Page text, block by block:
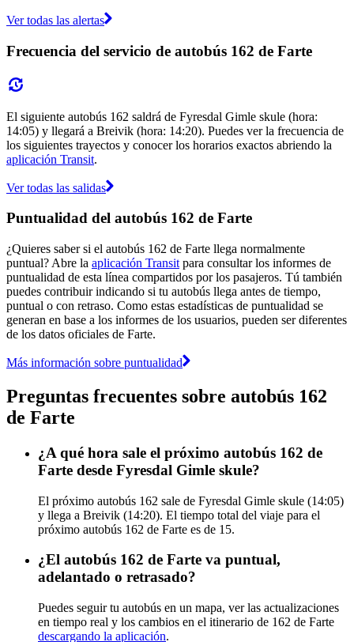
Ver todas las alertas
Frecuencia del servicio de autobús 162 de Farte
El siguiente autobús 162 saldrá de Fyresdal Gimle skule (hora:
14:05) y llegará a Breivik (hora: 14:20). Puedes ver la frecuencia de
los siguientes trayectos y conocer los horarios exactos abriendo la
aplicación Transit.
Ver todas las salidas
Puntualidad del autobús 162 de Farte
¿Quieres saber si el autobús 162 de Farte llega normalmente
puntual? Abre la aplicación Transit para consultar los informes de
puntualidad de esta línea compartidos por los pasajeros. Tú también
puedes contribuir indicando si tu autobús llega antes de tiempo,
puntual o con retraso. Como estas estadísticas de puntualidad se
generan en base a los informes de los usuarios, pueden ser diferentes
de los datos oficiales de Farte.
Más información sobre puntualidad
Preguntas frecuentes sobre autobús 162
de Farte
¿A qué hora sale el próximo autobús 162 de
Farte desde Fyresdal Gimle skule?
El próximo autobús 162 sale de Fyresdal Gimle skule (14:05)
y llega a Breivik (14:20). El tiempo total del viaje para el
próximo autobús 162 de Farte es de 15.
¿El autobús 162 de Farte va puntual,
adelantado o retrasado?
Puedes seguir tu autobús en un mapa, ver las actualizaciones
en tiempo real y los cambios en el itinerario de 162 de Farte
descargando la aplicación.